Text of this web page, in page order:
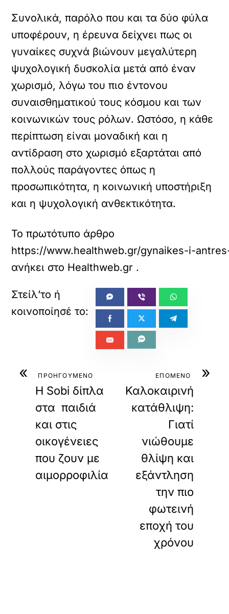
Συνολικά, παρόλο που και τα δύο φύλα
υποφέρουν, η έρευνα δείχνει πως οι
γυναίκες συχνά βιώνουν μεγαλύτερη
ψυχολογική δυσκολία μετά από έναν
χωρισμό, λόγω του πιο έντονου
συναισθηματικού τους κόσμου και των
κοινωνικών τους ρόλων. Ωστόσο, η κάθε
περίπτωση είναι μοναδική και η
αντίδραση στο χωρισμό εξαρτάται από
πολλούς παράγοντες όπως η
προσωπικότητα, η κοινωνική υποστήριξη
και η ψυχολογική ανθεκτικότητα.
Το πρωτότυπο άρθρο
https://www.healthweb.gr/gynaikes-i-
ανήκει στο Healthweb.gr .
« ΠΡΟΗΓΟΥΜΕΝΟ
Η Sobi δίπλα
στα παιδιά
και στις
οικογένειες
που ζουν με
αιμορροφιλία
»
ΕΠΟΜΕΝΟ
Καλοκαιρινή
κατάθλιψη:
Γιατί
νιώθουμε
θλίψη και
εξάντληση
την πιο
φωτεινή
εποχή του
χρόνου